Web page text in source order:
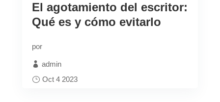
El agotamiento del escritor:
Qué es y cómo evitarlo
por
admin
Oct 4 2023